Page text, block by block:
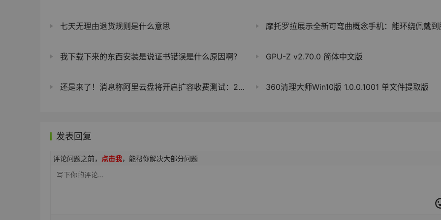
七天无理由退货规则是什么意思 摩托罗拉展示全新可弯曲概念手机：能环绕佩戴到
我下载下来的东西安装是说证书错误是什么原因啊？ GPU-Z v2.70.0 简体中文版
还是来了！消息称阿里云盘将开启扩容收费测试：200GB售价108元/年 360清理大师Win10版 1.0.0.1001 单文件提取版
发表回复
评论问题之前， 点击我，能帮你解决大部分问题